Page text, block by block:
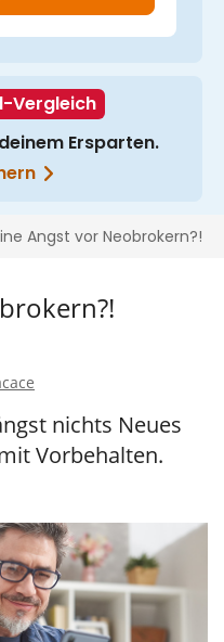
nichts Neues
Vorbehalten.